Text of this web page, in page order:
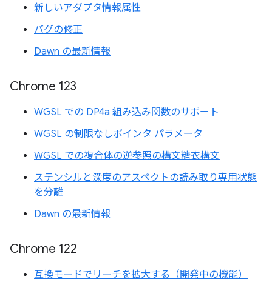
新しいアダプタ情報属性
バグの修正
Dawn の最新情報
Chrome 123
WGSL での DP4a 組み込み関数のサポート
WGSL の制限なしポインタ パラメータ
WGSL での複合体の逆参照の構文糖衣構文
ステンシルと深度のアスペクトの読み取り専用状態
を分離
Dawn の最新情報
Chrome 122
互換モードでリーチを拡大する（開発中の機能）